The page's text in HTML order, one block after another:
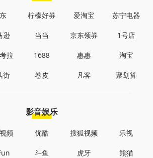
柠檬好券 爱淘宝 苏宁电器
逊 当当 京东领券 1号店
拉 1688 惠惠 淘宝
街 卷皮 凡客 聚划算
影音娱乐
频 优酷 搜狐视频 乐视
斗鱼 虎牙 熊猫